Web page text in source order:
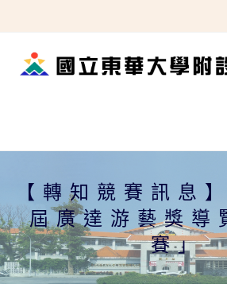
轉
【轉知競賽訊息
屆廣達游藝獎導
賽」